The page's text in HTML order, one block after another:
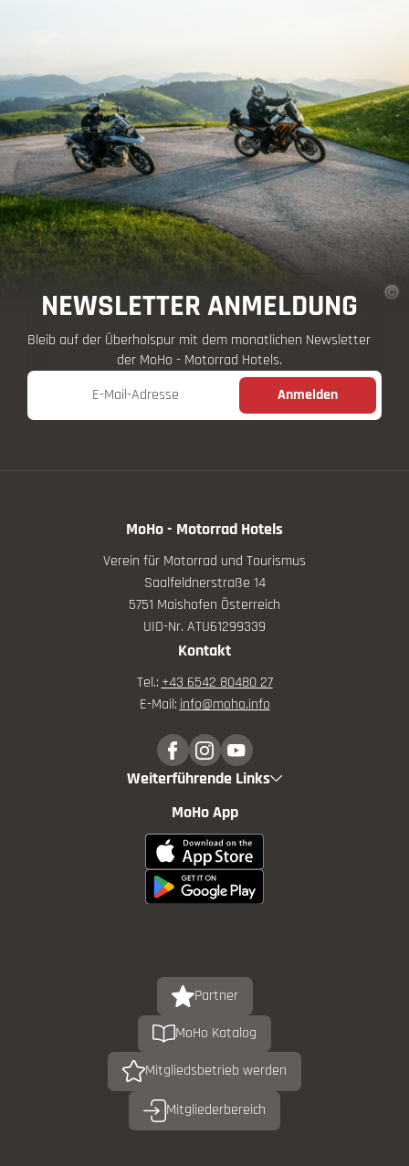
NEWSLETTER ANMELDUNG
Bleib auf der Überholspur mit dem monatlichen Newsletter
der MoHo - Motorrad Hotels.
E-Mail-Adresse
Anmelden
MoHo - Motorrad Hotels
Verein für Motorrad und Tourismus
Saalfeldnerstraße 14
5751 Maishofen Österreich
UID-Nr. ATU61299339
Kontakt
Tel.: +43 6542 80480 27
E-Mail: info@moho.info
Weiterführende Links
MoHo App
Partner
MoHo Katalog
Mitgliedsbetrieb werden
Mitgliederbereich